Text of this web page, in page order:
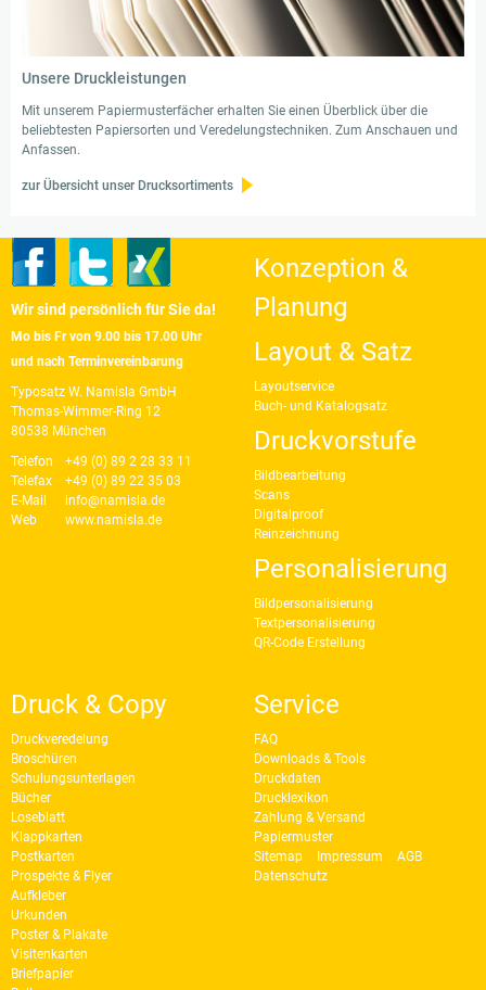
Unsere Druckleistungen
Mit unserem Papiermusterfächer erhalten Sie einen Überblick über die
beliebtesten Papiersorten und Veredelungstechniken. Zum Anschauen und
Anfassen.
zur Übersicht unser Drucksortiments
Konzeption &
Planung
Layout & Satz
Layoutservice
Buch- und Katalogsatz
Druckvorstufe
Bildbearbeitung
Scans
Digitalproof
Reinzeichnung
Personalisierung
Bildpersonalisierung
Textpersonalisierung
QR-Code Erstellung
Druck & Copy
Druckveredelung
Broschüren
Schulungsunterlagen
Bücher
Loseblatt
Klappkarten
Postkarten
Prospekte & Flyer
Aufkleber
Urkunden
Poster & Plakate
Visitenkarten
Briefpapier
Service
FAQ
Downloads & Tools
Druckdaten
Drucklexikon
Zahlung & Versand
Papiermuster
Sitemap
Impressum
AGB
Datenschutz
Wir sind persönlich für Sie da!
Mo bis Fr von 9.00 bis 17.00 Uhr
und nach Terminvereinbarung
Typosatz W. Namisla GmbH
Thomas-Wimmer-Ring 12
80538 München
Telefon
+49 (0) 89 2 28 33 11
Telefax
+49 (0) 89 22 35 03
E-Mail
info@namisla.de
Web
www.namisla.de